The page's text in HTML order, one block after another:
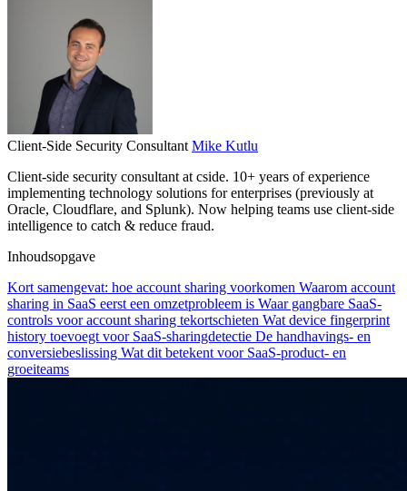
Client-Side Security Consultant Mike Kutlu
Client-side security consultant at cside. 10+ years of experience
implementing technology solutions for enterprises (previously at
Oracle, Cloudflare, and Splunk). Now helping teams use client-side
intelligence to catch & reduce fraud.
Inhoudsopgave
Kort samengevat: hoe account sharing voorkomen Waarom account
sharing in SaaS eerst een omzetprobleem is Waar gangbare SaaS-
controls voor account sharing tekortschieten Wat device fingerprint
history toevoegt voor SaaS-sharingdetectie De handhavings- en
conversiebeslissing Wat dit betekent voor SaaS-product- en
groeiteams